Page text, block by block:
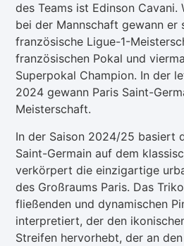
des Teams ist Edinson Cavani.
bei der Mannschaft gewann er
französische Ligue-1-
französischen Pokal und
Superpokal Champion. In der
2024 gewann Paris Saint-
Meisterschaft.
In der Saison 2024/25 basiert
Saint-Germain auf dem
verkörpert die einzigartige
des Großraums Paris. Das
fließenden und dynamischen
interpretiert, der den
Streifen hervorhebt, der an